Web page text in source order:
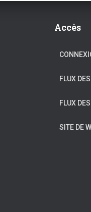
Accès
FLUX
FLUX
SITE DE